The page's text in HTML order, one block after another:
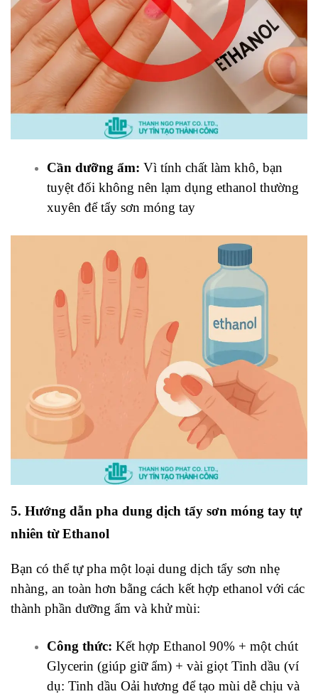
Cần dưỡng ẩm: Vì tính chất làm khô, bạn
tuyệt đối không nên lạm dụng ethanol thường
xuyên để tẩy sơn móng tay
5. Hướng dẫn pha dung dịch tẩy sơn móng tay tự
nhiên từ Ethanol
Bạn có thể tự pha một loại dung dịch tẩy sơn nhẹ
nhàng, an toàn hơn bằng cách kết hợp ethanol với các
thành phần dưỡng ẩm và khử mùi:
Công thức: Kết hợp Ethanol 90% + một chút
Glycerin (giúp giữ ẩm) + vài giọt Tinh dầu (ví
dụ: Tinh dầu Oải hương để tạo mùi dễ chịu và